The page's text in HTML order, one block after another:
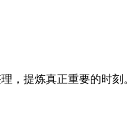
，提炼真正重要的时刻。